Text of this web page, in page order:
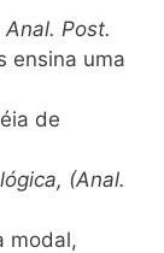
Anal. Post.
ensina uma
de
lógica, (Anal.
modal,